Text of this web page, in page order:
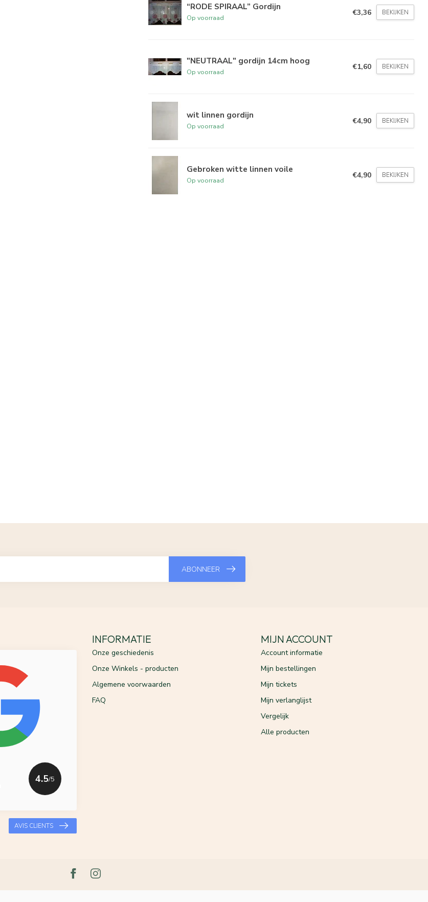
“RODE SPIRAAL” Gordijn
Op voorraad
€3,36 BEKIJKEN
"NEUTRAAL" gordijn 14cm hoog
Op voorraad
€1,60 BEKIJKEN
wit linnen gordijn
Op voorraad
€4,90 BEKIJKEN
Gebroken witte linnen voile
Op voorraad
€4,90 BEKIJKEN
ABONNEER
4.5/5
AVIS CLIENTS
INFORMATIE
Onze geschiedenis
Onze Winkels - producten
Algemene voorwaarden
FAQ
MIJN ACCOUNT
Account informatie
Mijn bestellingen
Mijn tickets
Mijn verlanglijst
Vergelijk
Alle producten